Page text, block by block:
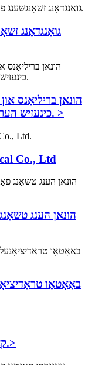
גואַנגדאָנג
הונאן בריליאַנס
כינעזיש הערבאַל מעדיצין קאָו., לטד. >
Co., Ltd
הונאן הענג
באַאָטאָו
קאַמפּ מעדיצין קאָו., לטד.>